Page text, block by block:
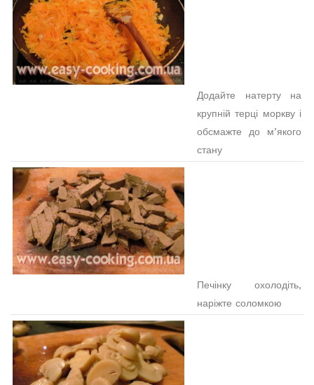
Додайте натерту на
крупній терці моркву і
обсмажте до м’якого
стану
Печінку охолодіть,
наріжте соломкою